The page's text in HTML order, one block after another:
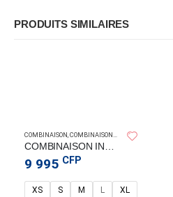
PRODUITS SIMILAIRES
COMBINAISON,COMBINAISONS PLONGÉE
COMBINAISON INTEGRALE 2P ADRENALIN
9 995 CFP
XS S M L
XL